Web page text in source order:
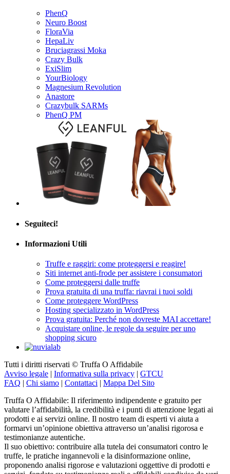
PhenQ
Neuro Boost
FloraVia
HepaLiv
Bruciagrassi Moka
Crazy Bulk
ExiSlim
YourBiology
Magnesium Revolution
Anastore
Crazybulk SARMs
PhenQ PM
Seguiteci!
Informazioni Utili
Truffe e raggiri: come proteggersi e reagire!
Siti internet anti-frode per assistere i consumatori
Come proteggersi dalle truffe
Prova gratuita di una truffa: riavrai i tuoi soldi
Come proteggere WordPress
Hosting specializzato in WordPress
Prova gratuita: Perché non dovreste MAI accettare!
Acquistare online, le regole da seguire per uno
shopping sicuro
Tutti i diritti riservati © Truffa O Affidabile
Avviso legale | Informativa sulla privacy | GTCU
FAQ | Chi siamo | Contattaci | Mappa Del Sito
Truffa O Affidabile: Il riferimento indipendente e gratuito per
valutare l’affidabilità, la credibilità e i punti di attenzione legati ai
prodotti e ai servizi online. Il nostro team di esperti vi aiuta a
formarvi un’opinione obiettiva attraverso un’analisi rigorosa e
testimonianze autentiche.
Il suo obiettivo: contribuire alla tutela dei consumatori contro le
truffe, le pratiche ingannevoli e la disinformazione online,
proponendo analisi rigorose e valutazioni oggettive di prodotti e